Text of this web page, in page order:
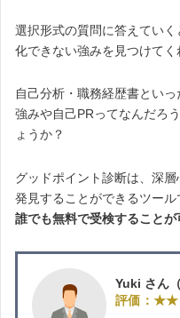
選択形式の質問に答えてい
化できない強みを見つけてく
自己分析・職務経歴書とい
強みや自己PRってなんだろ
ょうか？
グッドポイント診断は、深
発見することができるツール
誰でも無料で受検することが
Yuki さん（
評価：